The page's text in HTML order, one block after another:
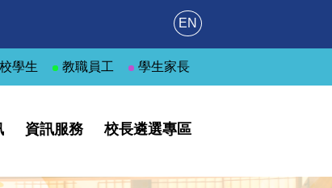
EN
學生 教職員工 學生家長
資訊服務 校長遴選專區